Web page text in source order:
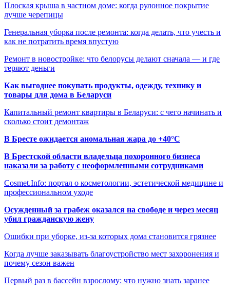
Плоская крыша в частном доме: когда рулонное покрытие
лучше черепицы
Генеральная уборка после ремонта: когда делать, что учесть и
как не потратить время впустую
Ремонт в новостройке: что белорусы делают сначала — и где
теряют деньги
Как выгоднее покупать продукты, одежду, технику и
товары для дома в Беларуси
Капитальный ремонт квартиры в Беларуси: с чего начинать и
сколько стоит демонтаж
В Бресте ожидается аномальная жара до +40°C
В Брестской области владельца похоронного бизнеса
наказали за работу с неоформленными сотрудниками
Cosmet.Info: портал о косметологии, эстетической медицине и
профессиональном уходе
Осужденный за грабеж оказался на свободе и через месяц
убил гражданскую жену
Ошибки при уборке, из-за которых дома становится грязнее
Когда лучше заказывать благоустройство мест захоронения и
почему сезон важен
Первый раз в бассейн взрослому: что нужно знать заранее